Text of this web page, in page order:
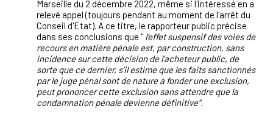
Marseille du 2 décembre 2022, même si l'intéressé en a
relevé appel (toujours pendant au moment de l'arrêt du
Conseil d'Etat). A ce titre, le rapporteur public précise
dans ses conclusions que " l’effet suspensif des voies de
recours en matièrepénale est, par construction, sans
incidence sur cette décision de l’acheteur public, de
sorteque ce dernier, s’il estime que les faits sanctionnés
par le juge pénal sont de nature à fonderune exclusion,
peut prononcer cette exclusion sans attendre que la
condamnation pénaledevienne définitive".